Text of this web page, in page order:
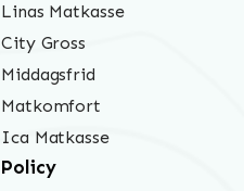
Linas Matkasse
City Gross
Middagsfrid
Matkomfort
Ica Matkasse
Policy